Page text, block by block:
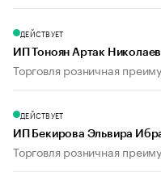
ДЕЙСТВУЕТ
ИП Тоноян Артак
Торговля розничная
ДЕЙСТВУЕТ
ИП Бекирова Эльвира
Торговля розничная